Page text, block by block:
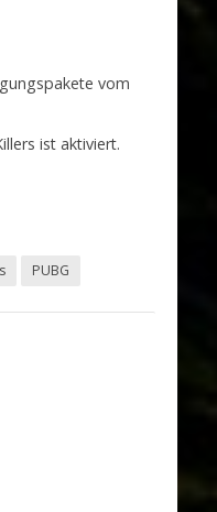
vom
ist aktiviert.
PUBG